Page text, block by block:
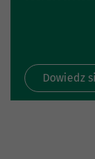
Dowiedz